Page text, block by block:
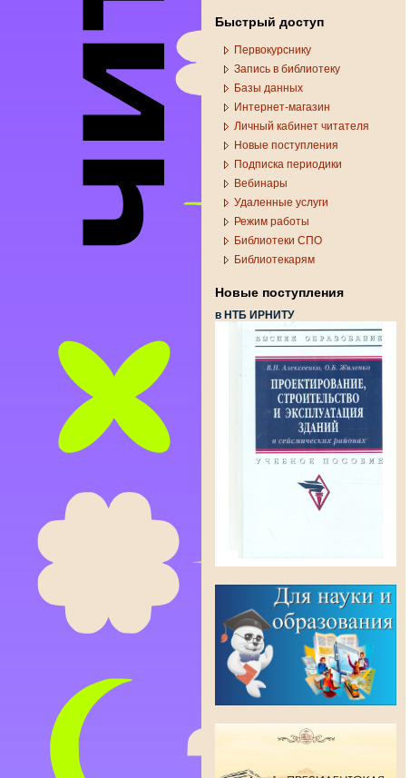
Быстрый доступ
Первокурснику
Запись в библиотеку
Базы данных
Интернет-магазин
Личный кабинет читателя
Новые поступления
Подписка периодики
Вебинары
Удаленные услуги
Режим работы
Библиотеки СПО
Библиотекарям
Новые поступления
в НТБ ИРНИТУ